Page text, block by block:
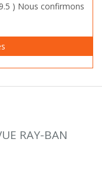
) Nous confirmons
RAY-BAN